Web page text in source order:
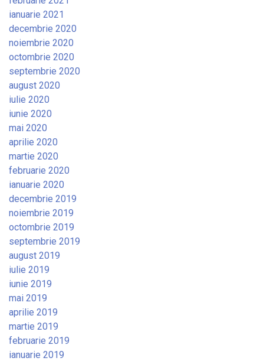
ianuarie 2021
decembrie 2020
noiembrie 2020
octombrie 2020
septembrie 2020
august 2020
iulie 2020
iunie 2020
mai 2020
aprilie 2020
martie 2020
februarie 2020
ianuarie 2020
decembrie 2019
noiembrie 2019
octombrie 2019
septembrie 2019
august 2019
iulie 2019
iunie 2019
mai 2019
aprilie 2019
martie 2019
februarie 2019
ianuarie 2019